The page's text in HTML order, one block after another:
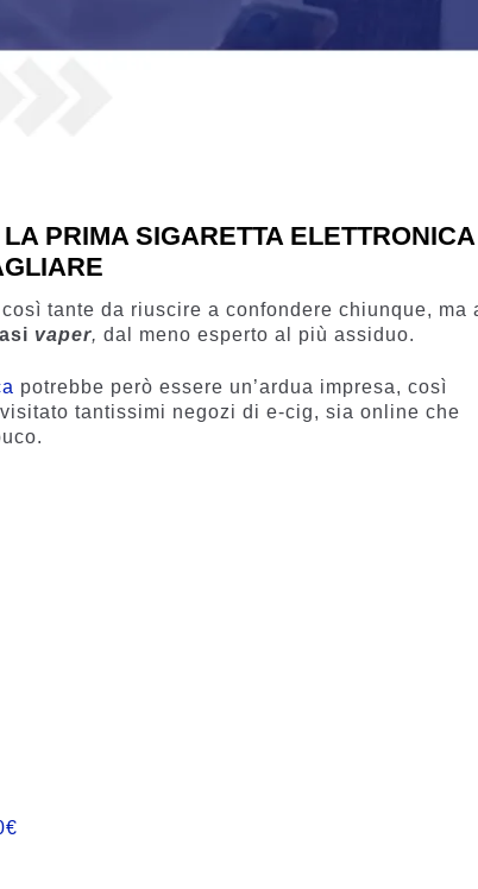
PRIMA SIGARETTA
tante da riuscire a confondere chiunque, ma
vaper, dal meno esperto al più assiduo.
potrebbe però essere un’ardua impresa, così
tantissimi negozi di e-cig, sia online che
€